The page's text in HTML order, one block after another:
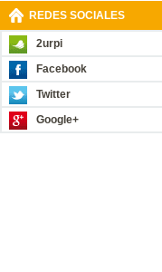
REDES SOCIALES
2urpi
Facebook
Twitter
Google+